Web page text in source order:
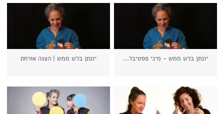
יונתן בלש ממש - מיני פסטיבל... יונתן בלש ממש | הצגה אורחת